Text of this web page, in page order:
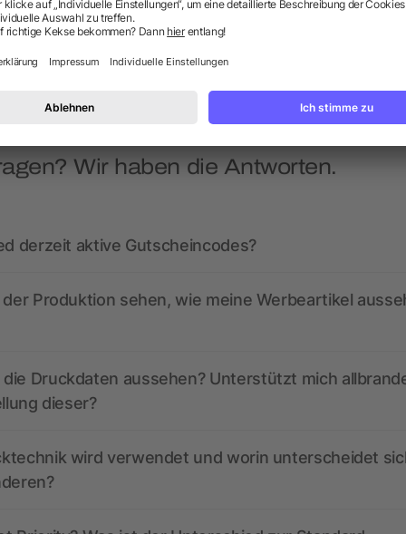
5/5 (1)
ab 0,77 €
Wir haben die Antworten.
derzeit aktive Gutscheincodes?
der Produktion sehen, wie meine Werbeartikel
Druckdaten aussehen? Unterstützt mich
dieser?
wird verwendet und worin unterscheidet